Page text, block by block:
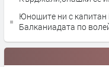
Юношите ни с
Балканиадата по